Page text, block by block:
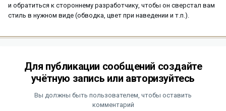
и обратиться к стороннему разработчику, чтобы он сверстал вам
стиль в нужном виде (обводка, цвет при наведении и т.п.).
Для публикации сообщений создайте
учётную запись или авторизуйтесь
Вы должны быть пользователем, чтобы оставить
комментарий